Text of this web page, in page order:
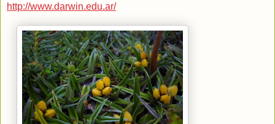
http://www.darwin.edu.ar/